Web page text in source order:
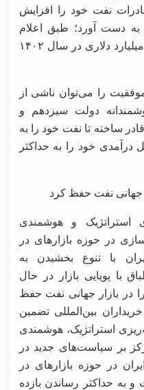
نفت خود را افزایش
دست آورد؛ طبق اعلام
گمرک ایران به درآمد سالانه ۳۶ میلیارد دلاری در سال ۱۴۰۲
را می‌توان ناشی از
دولت سیزدهم و
ساخته تا نفت خود را به
درآمدی خود را به حداکثر
جهانی نفت حفظ کرد
استراتژیک و هوشمندی
در حوزه بازارهای در
با تنوع بخشیدن به
با پویایی بازار در حال
در بازار جهانی نفت حفظ
بین‌المللی تضمین
استراتژیک، هوشمندی
بر سیاست‌های جدید در
در حوزه بازارهای در
به حداکثر رساندن بازده